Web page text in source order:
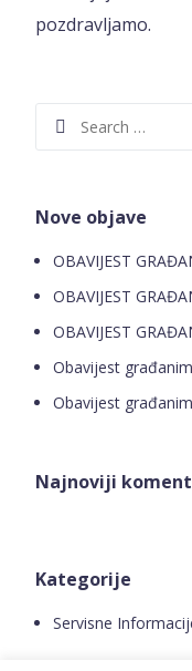
pozdravljamo.
Nove objave
OBAVIJEST
OBAVIJEST
OBAVIJEST
Obavijest
Obavijest
Najnoviji
Kategorije
Servisne